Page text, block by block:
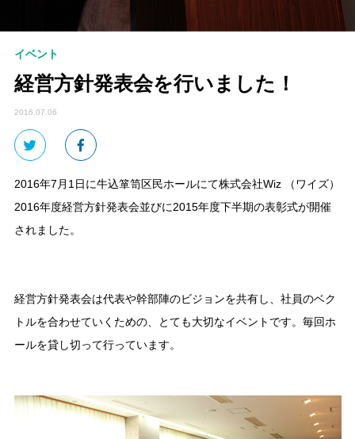
イベント
経営方針発表会を行いました！
2016.07.06
2016年7月1日に牛込箪笥区民ホールにて株式会社Wiz （ワイズ）
2016年度経営方針発表会並びに2015年度下半期の表彰式が開催
されました。
経営方針発表会は代表や幹部陣のビジョンを共有し、社員のベク
トルを合わせていくための、とても大切なイベントです。毎回ホ
ールを貸し切って行っています。